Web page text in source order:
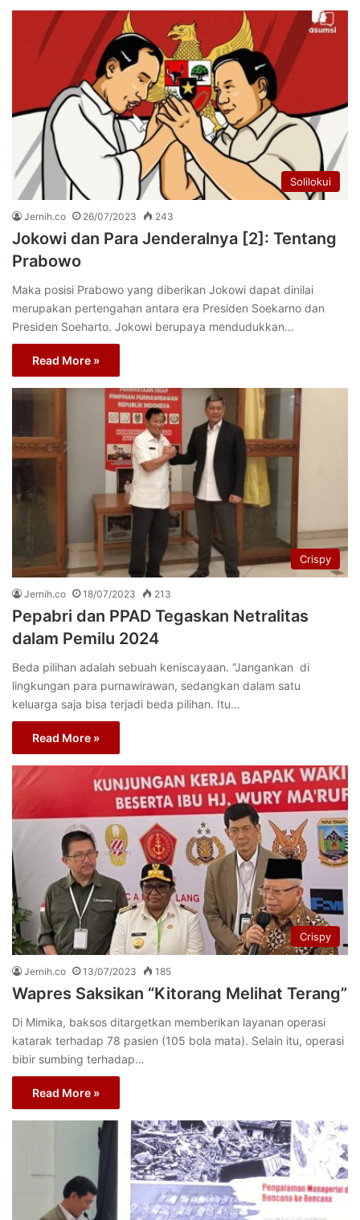
Solilokui
Jernih.co 26/07/2023 243
Jokowi dan Para Jenderalnya [2]: Tentang
Prabowo
Maka posisi Prabowo yang diberikan Jokowi dapat dinilai
merupakan pertengahan antara era Presiden Soekarno dan
Presiden Soeharto. Jokowi berupaya mendudukkan…
Read More »
Crispy
Jernih.co 18/07/2023 213
Pepabri dan PPAD Tegaskan Netralitas
dalam Pemilu 2024
Beda pilihan adalah sebuah keniscayaan. “Jangankan di
lingkungan para purnawirawan, sedangkan dalam satu
keluarga saja bisa terjadi beda pilihan. Itu…
Read More »
Crispy
Jernih.co 13/07/2023 185
Wapres Saksikan “Kitorang Melihat Terang”
Di Mimika, baksos ditargetkan memberikan layanan operasi
katarak terhadap 78 pasien (105 bola mata). Selain itu, operasi
bibir sumbing terhadap…
Read More »